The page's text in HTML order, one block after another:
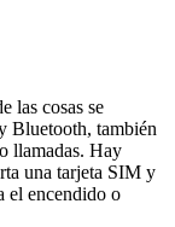
las cosas se
Bluetooth, también
llamadas. Hay
una tarjeta SIM y
el encendido o